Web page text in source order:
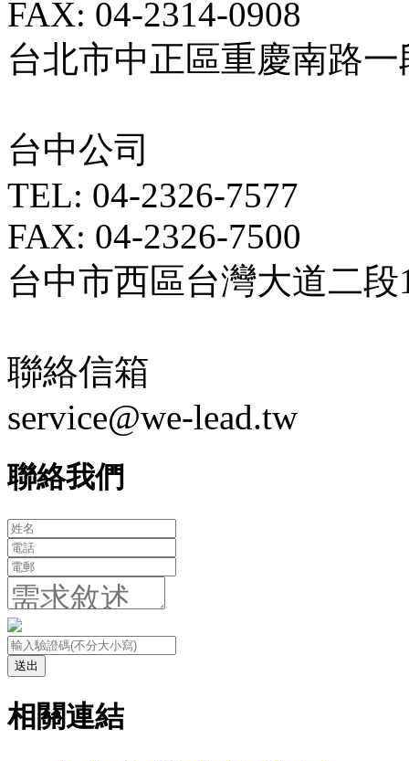
FAX: 04-2314-0908
台北市中正區重慶南路一
台中公司
TEL: 04-2326-7577
FAX: 04-2326-7500
台中市西區台灣大道二段
聯絡信箱
service@we-lead.tw
聯絡我們
送出
相關連結